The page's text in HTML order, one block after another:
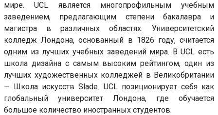
мире. UCL является многопрофильным учебным
заведением, предлагающим степени бакалавра и
магистра в различных областях. Университетский
колледж Лондона, основанный в 1826 году, считается
одним из лучших учебных заведений мира. В UCL есть
школа дизайна с самым высоким рейтингом, один из
лучших художественных колледжей в Великобритании
— Школа искусств Slade. UCL позиционирует себя как
глобальный университет Лондона, где обучается
большое количество иностранных студентов.